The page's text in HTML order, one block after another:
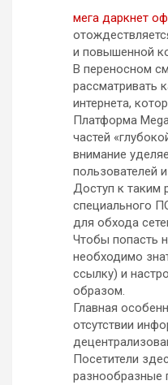
мега даркнет
и повышенной
В переносном
рассматривать
интернета,
Платформа
частей
внимание
пользователей
Доступ к таким
специального
для обхода
Чтобы попасть
необходимо
ссылку) и
образом.
Главная
отсутствии
Посетители
разнообразные